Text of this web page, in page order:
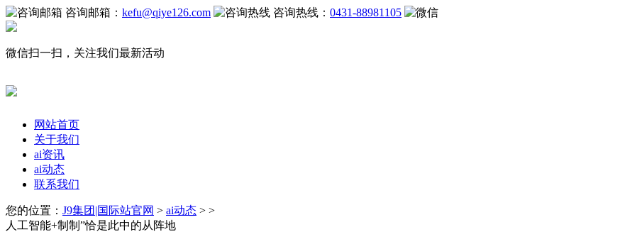
咨询邮箱： kefu@qiye126.com 咨询热线： 0431-88981105
微信扫一扫，关注我们最新活动
网站首页
关于我们
ai资讯
ai动态
联系我们
您的位置： J9集团|国际站官网 > ai动态 > >
人工智能+制制”恰是此中的从阵地